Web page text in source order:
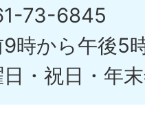
73-6845
時から午後5
日・祝日・年